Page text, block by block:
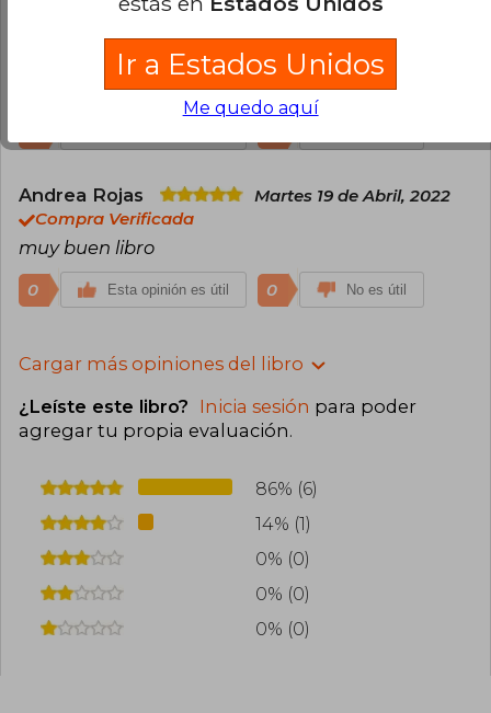
David Finkelstein
Martes 20 de
Septiembre, 2016
Compra Verificada
Andrea Rojas
Martes 19 de Abril, 2022
Compra Verificada
muy buen libro
0 Esta opinión es útil 0 No es útil
Cargar más opiniones del libro
¿Leíste este libro? Inicia sesión para poder
agregar tu propia evaluación.
86% (6)
14% (1)
0% (0)
0% (0)
0% (0)
Ir a Estados Unidos
Me quedo aquí